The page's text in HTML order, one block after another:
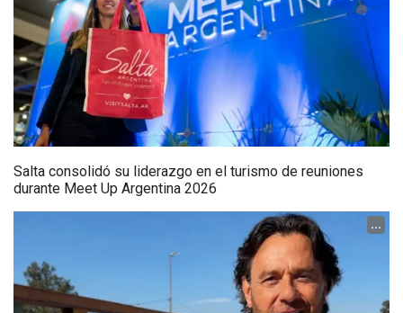
Salta consolidó su liderazgo en el turismo de reuniones
durante Meet Up Argentina 2026
...